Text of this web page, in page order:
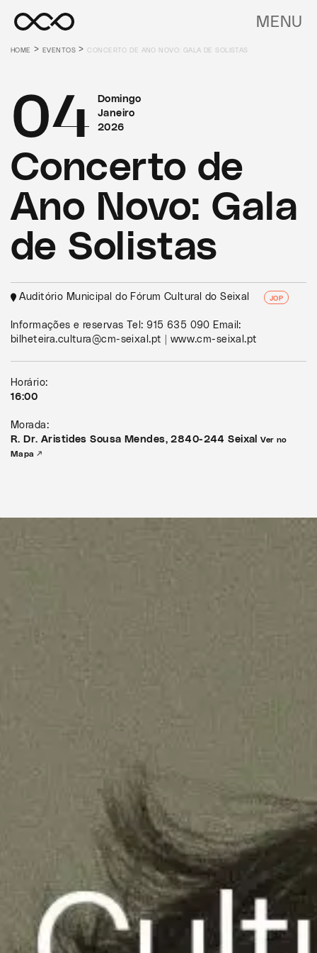
MENU
HOME >EVENTOS >CONCERTO DE ANO NOVO: GALA DE SOLISTAS
Domingo
Janeiro
2026
04
Concerto de
Ano Novo: Gala
de Solistas
Auditório Municipal do Fórum Cultural do Seixal JOP
Informações e reservas Tel: 915 635 090 Email:
bilheteira.cultura@cm-seixal.pt | www.cm-seixal.pt
Horário:
16:00
Morada:
R. Dr. Aristides Sousa Mendes, 2840-244 SeixalVer no
Mapa ↗